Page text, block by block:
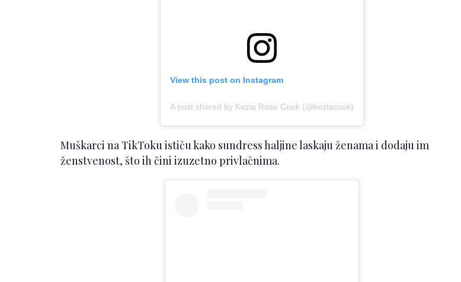
View this post on Instagram
A post shared by Kezia Rose Cook (@keziacook)
Muškarci na TikToku ističu kako sundress haljine laskaju ženama i dodaju im
ženstvenost, što ih čini izuzetno privlačnima.